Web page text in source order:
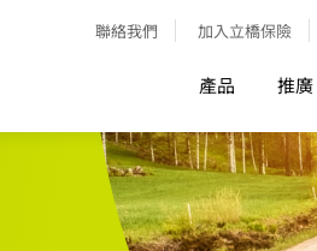
聯絡我們 加入立橋保險
產品 推廣